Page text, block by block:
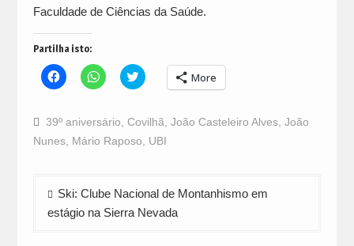
Faculdade de Ciências da Saúde.
Partilha isto:
Click
to
Facebook
(Opens
new
Click
to
WhatsApp
(Opens
in
new
Click
to
Twitter
(Opens
new
More
39º aniversário Covilhã João Casteleiro Alves, João
Nunes, Mário Raposo UBI
Navegação
de
Ski: Clube Nacional de Montanhismo em
estágio na Sierra Nevada